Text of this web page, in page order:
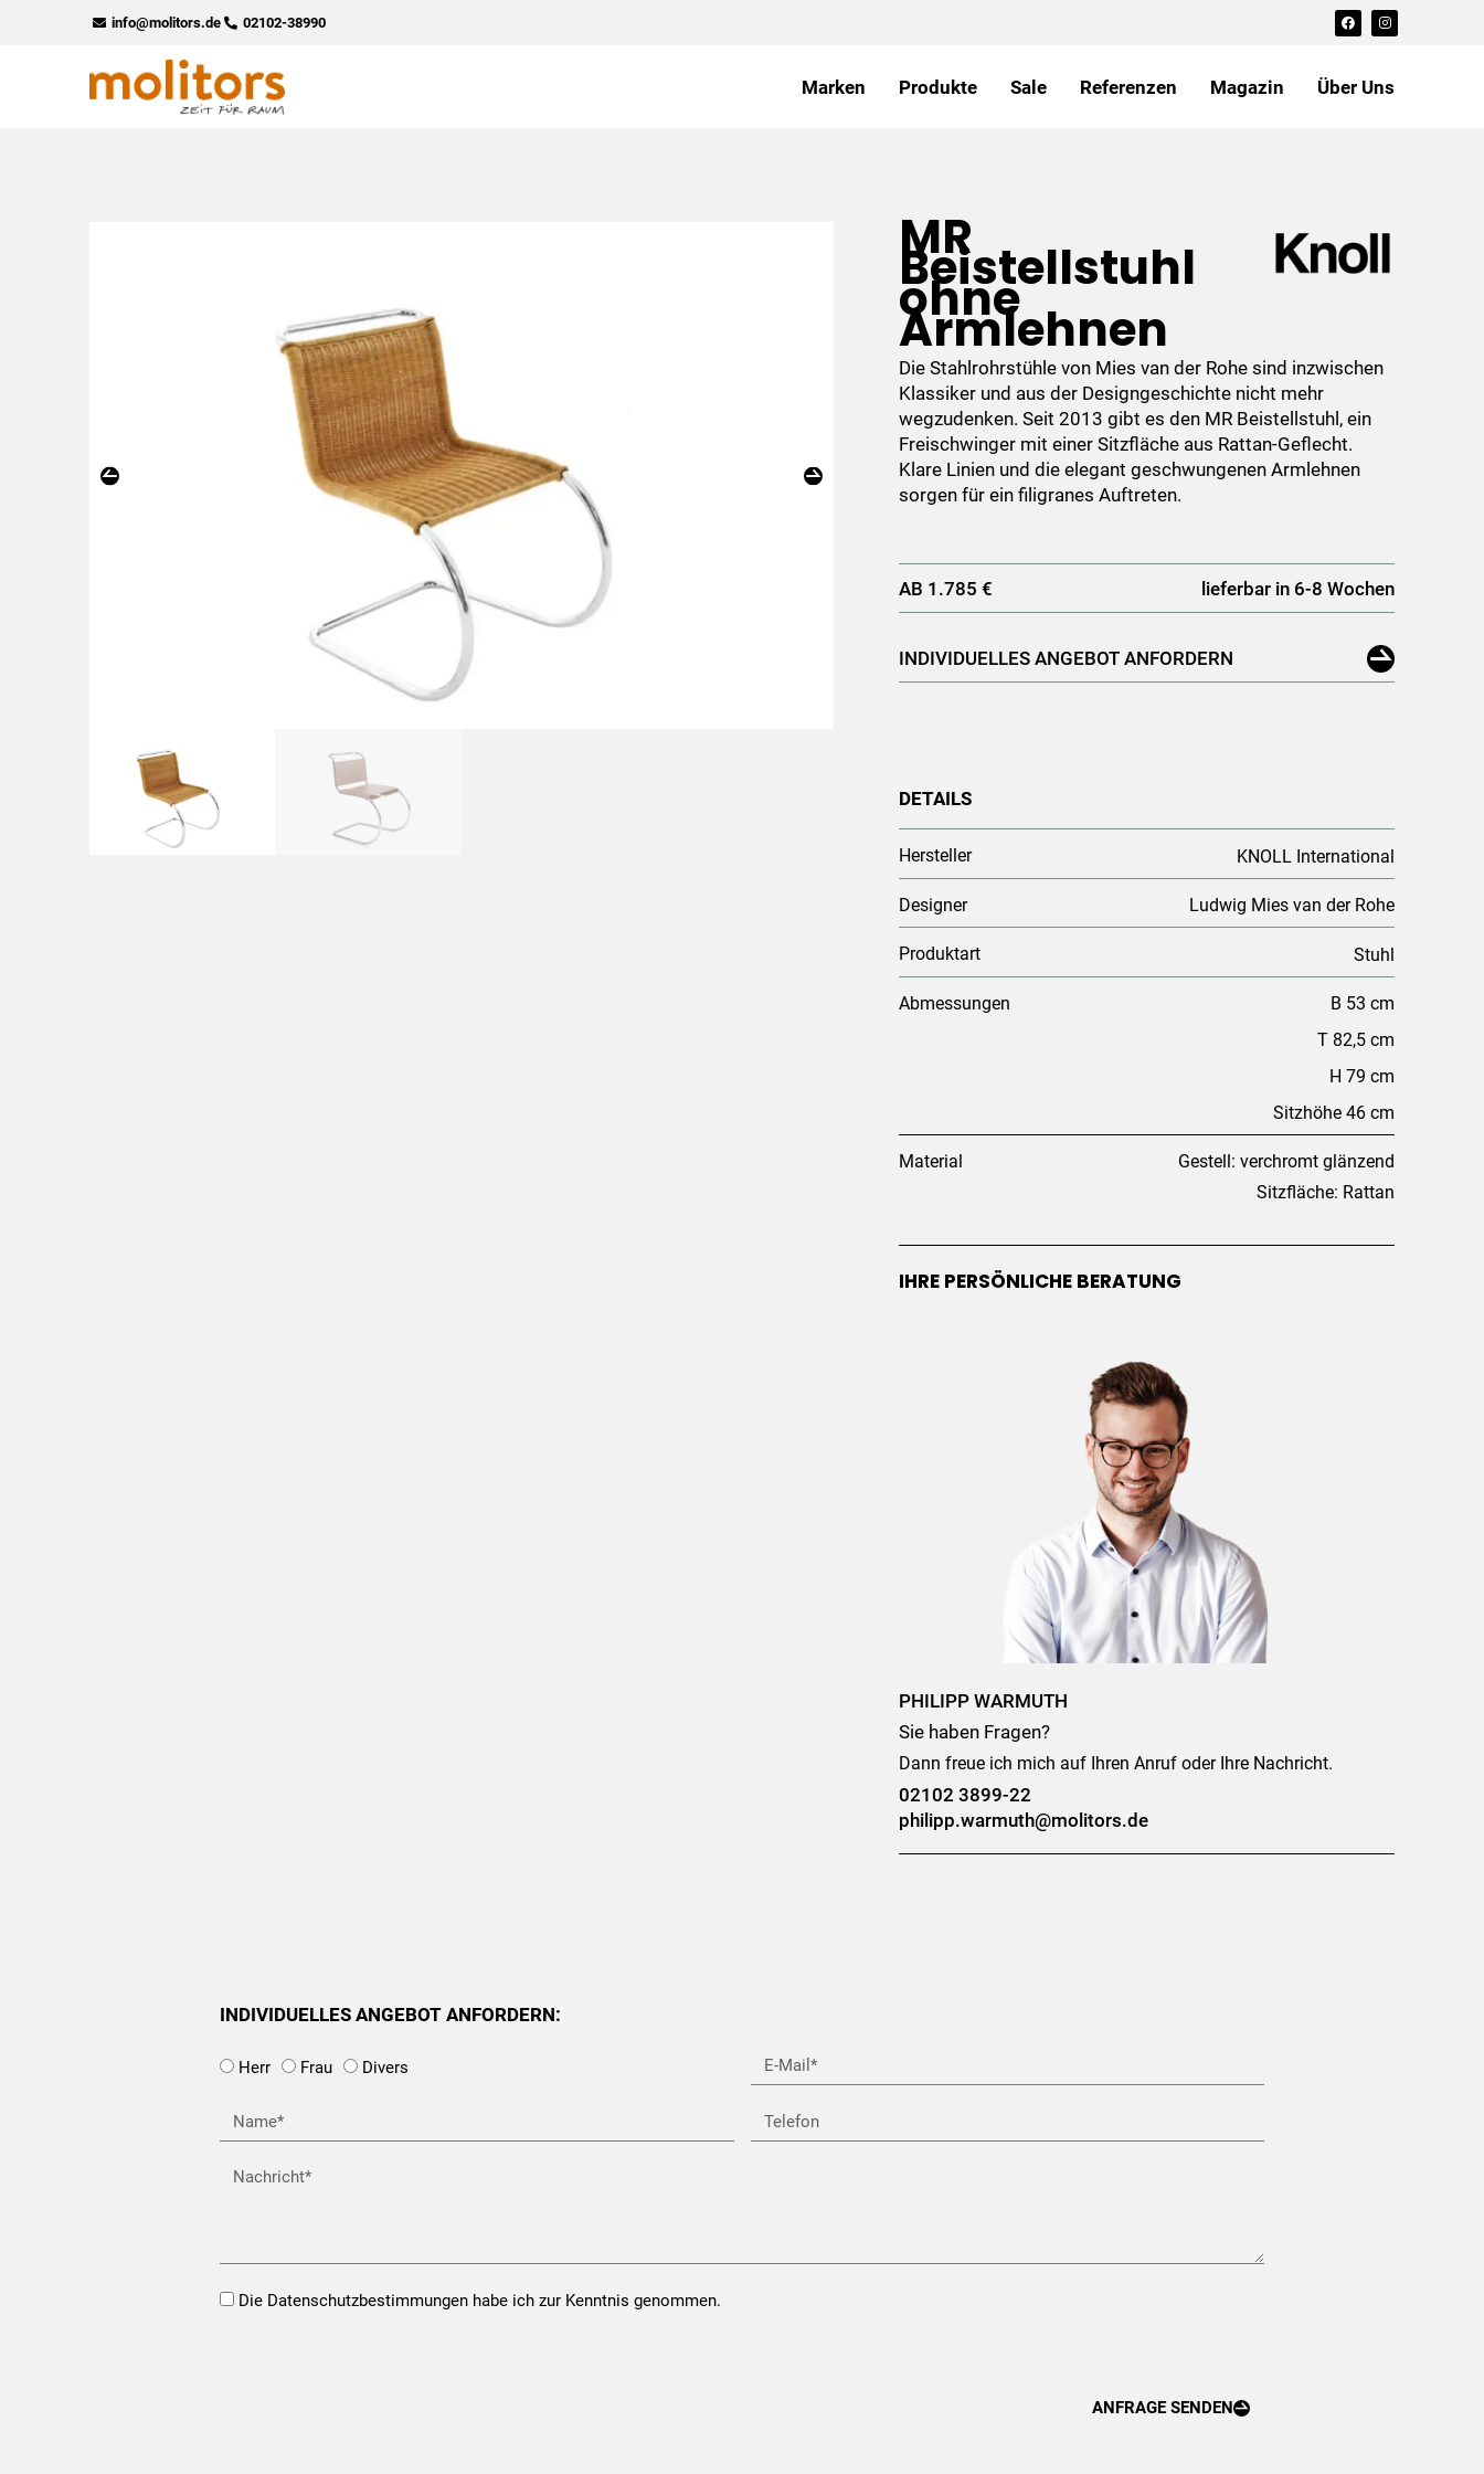
info@molitors.de 02102-38990
F
a
c
o
o
I
n
s
g
r
Marken Produkte Sale Referenzen Magazin Über Uns
MR
Beistellstuhl
ohne
Armlehnen
Die Stahlrohrstühle von Mies van der Rohe sind inzwischen
Klassiker und aus der Designgeschichte nicht mehr
wegzudenken. Seit 2013 gibt es den MR Beistellstuhl, ein
Freischwinger mit einer Sitzfläche aus Rattan-Geflecht.
Klare Linien und die elegant geschwungenen Armlehnen
sorgen für ein filigranes Auftreten.
AB 1.785 € lieferbar in 6-8 Wochen
INDIVIDUELLES ANGEBOT ANFORDERN
DETAILS
Hersteller KNOLL International
Designer Ludwig Mies van der Rohe
Produktart Stuhl
Abmessungen
B 53 cm
T 82,5 cm
H 79 cm
Sitzhöhe 46 cm
Material
Gestell: verchromt glänzend
Sitzfläche: Rattan
IHRE PERSÖNLICHE BERATUNG
PHILIPP WARMUTH
Sie haben Fragen?
Dann freue ich mich auf Ihren Anruf oder Ihre Nachricht.
02102 3899-22
philipp.warmuth@molitors.de
INDIVIDUELLES ANGEBOT ANFORDERN:
Herr Frau Divers
Name
Telefon
Nachricht
Opt-Die Datenschutzbestimmungen habe ich zur Kenntnis genommen.
ANFRAGE SENDEN